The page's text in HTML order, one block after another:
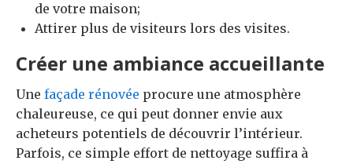
de votre maison;
Attirer plus de visiteurs lors des visites.
Créer une ambiance accueillante
Une façade rénovée procure une atmosphère
chaleureuse, ce qui peut donner envie aux
acheteurs potentiels de découvrir l’intérieur.
Parfois, ce simple effort de nettoyage suffira à